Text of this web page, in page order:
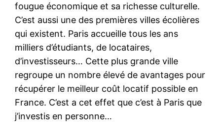
fougue économique et sa richesse culturelle.
C’est aussi une des premières villes écolières
qui existent. Paris accueille tous les ans
milliers d’étudiants, de locataires,
d’investisseurs… Cette plus grande ville
regroupe un nombre élevé de avantages pour
récupérer le meilleur coût locatif possible en
France. C’est a cet effet que c’est à Paris que
j’investis en personne…